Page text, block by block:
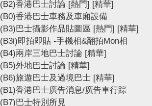
(B2)香港巴士討論 [熱門] [精華]
(B0)香港巴士車務及車廂設備
(B3)巴士攝影作品貼圖區 [熱門] [精華]
(B3i)即拍即貼 -手機相&翻拍Mon相
(B4)兩岸三地巴士討論 [精華]
(B5)外地巴士討論 [精華]
(B6)旅遊巴士及過境巴士 [精華]
(B1)香港巴士廣告消息/廣告車行踪
(B7)巴士特別所見